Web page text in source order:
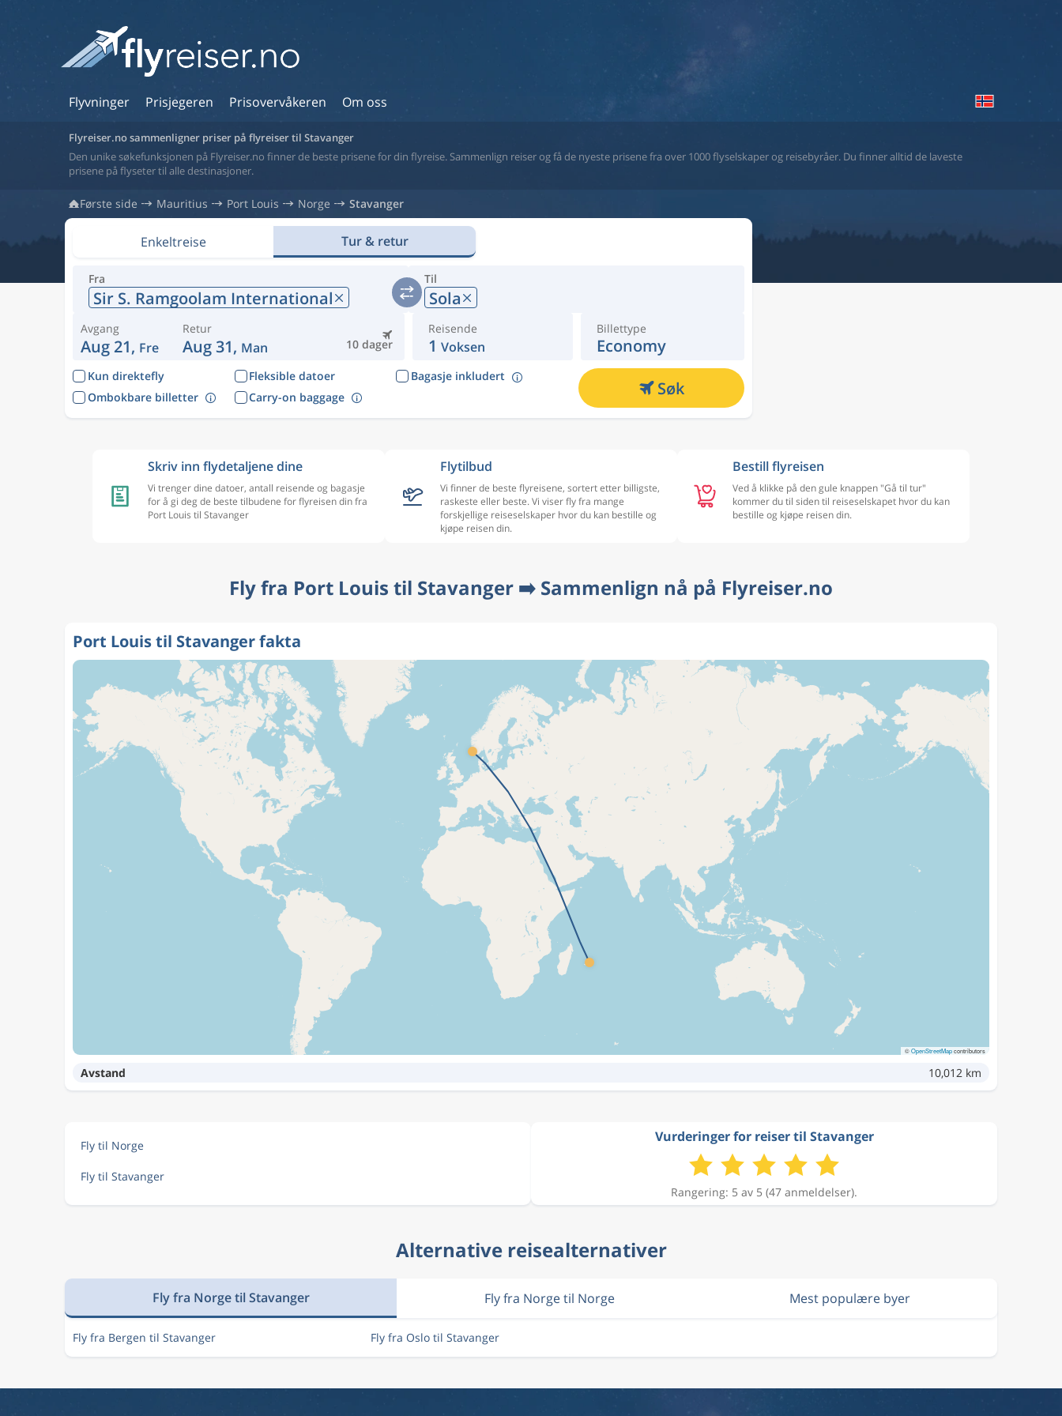
Flyvninger Prisjegeren Prisovervåkeren Om oss
Flyreiser.no sammenligner priser på flyreiser til Stavanger
Den unike søkefunksjonen på Flyreiser.no finner de beste prisene for din flyreise. Sammenlign reiser og få de nyeste prisene fra over 1000 flyselskaper og reisebyråer. Du finner alltid de laveste
prisene på flyseter til alle destinasjoner.
Første side Mauritius Port Louis Norge Stavanger
Enkeltreise Tur & retur
Fra
Sir S. Ramgoolam International
Til
Sola
Avgang
Aug 21, Fre 10 dager
Retur
Aug 31, Man
Reisende
1 Voksen
Billettype
Economy
Kun direktefly Fleksible datoer
Bagasje inkludert
Ombokbare billetter
Carry-on baggage Søk
Skriv inn flydetaljene dine
Vi trenger dine datoer, antall reisende og bagasje
for å gi deg de beste tilbudene for flyreisen din fra
Port Louis til Stavanger
Flytilbud
Vi finner de beste flyreisene, sortert etter billigste,
raskeste eller beste. Vi viser fly fra mange
forskjellige reiseselskaper hvor du kan bestille og
kjøpe reisen din.
Bestill flyreisen
Ved å klikke på den gule knappen "Gå til tur"
kommer du til siden til reiseselskapet hvor du kan
bestille og kjøpe reisen din.
Fly fra Port Louis til Stavanger ➡️ Sammenlign nå på Flyreiser.no
Port Louis til Stavanger fakta
©OpenStreetMapcontributors
Avstand 10,012 km
Fly til Norge
Fly til Stavanger
Vurderinger for reiser til Stavanger
Rangering: 5 av 5 (47 anmeldelser).
Alternative reisealternativer
Fly fra Norge til Stavanger Fly fra Norge til Norge Mest populære byer
Fly fra Bergen til Stavanger Fly fra Oslo til Stavanger